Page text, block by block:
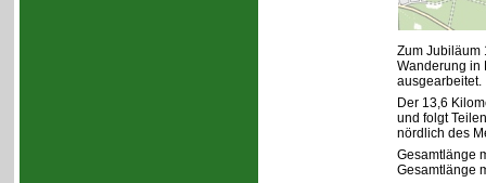
Zum Jubiläum
Wanderung in
ausgearbeitet.
Der 13,6
und folgt
nördlich des
Gesamtlänge
Gesamtlänge